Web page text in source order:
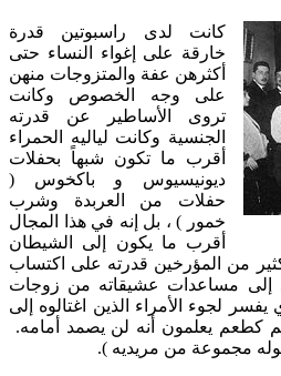
كانت لدى راسبوتين قدرة
خارقة على إغواء النساء حتى
أكثرهن عفة والمتزوجات منهن
على وجه الخصوص وكانت
تروى الأساطير عن قدرته
الجنسية وكانت لياليه الحمراء
أقرب ما تكون شبهاً بحفلات
ديونيسيوس و باكخوس (
حفلات من العربدة وشرب
خمور ) ، بل إنه في هذا المجال
أقرب ما يكون إلى الشيطان
من المؤرخين قدرته على اكتساب
إلى مساعدات عشيقاته من زوجات
لجوء الأمراء الذين اغتالوه إلى
كطعم يعلمون أنه لن يصمد أمامه.
مجموعة من مريديه ).